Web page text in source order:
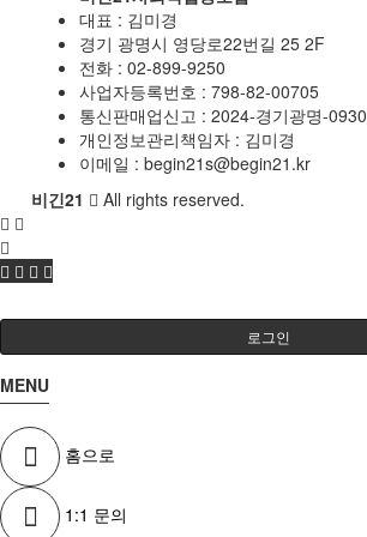
대표 : 김미경
경기 광명시 영당로22번길 25 2F
전화 : 02-899-9250
사업자등록번호 : 798-82-00705
통신판매업신고 : 2024-경기광명-0930
개인정보관리책임자 : 김미경
이메일 : begin21s@begin21.kr
비긴21
All rights reserved.
로그인
MENU
홈으로
1:1 문의